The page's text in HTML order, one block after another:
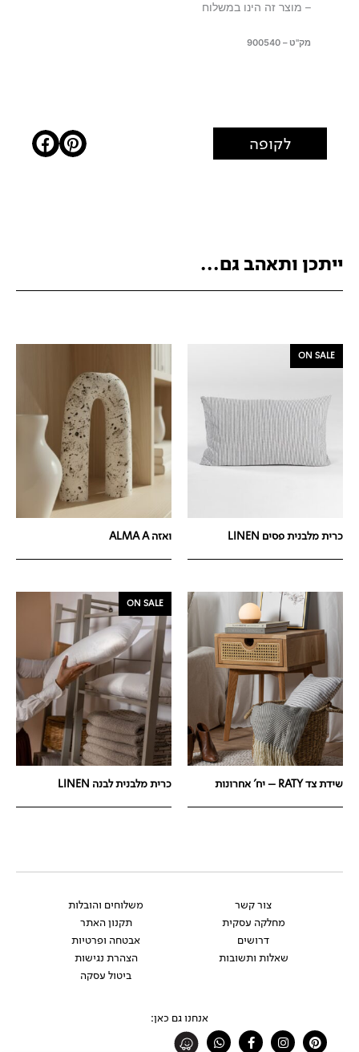
– מוצר זה הינו במשלוח
מק"ט – 900540
לקופה
ייתכן ותאהב גם...
ON SALE
כרית מלבנית פסים LINEN ואזה ALMA A
שידת צד RATY – יח' אחרונות
ON SALE
כרית מלבנית לבנה LINEN
צור קשר
מחלקה עסקית
דרושים
שאלות ותשובות
משלוחים והובלות
תקנון האתר
אבטחה ופרטיות
הצהרת נגישות
ביטול עסקה
אנחנו גם כאן:
Pinterest
Instagram
Facebook-
f
Whatsapp